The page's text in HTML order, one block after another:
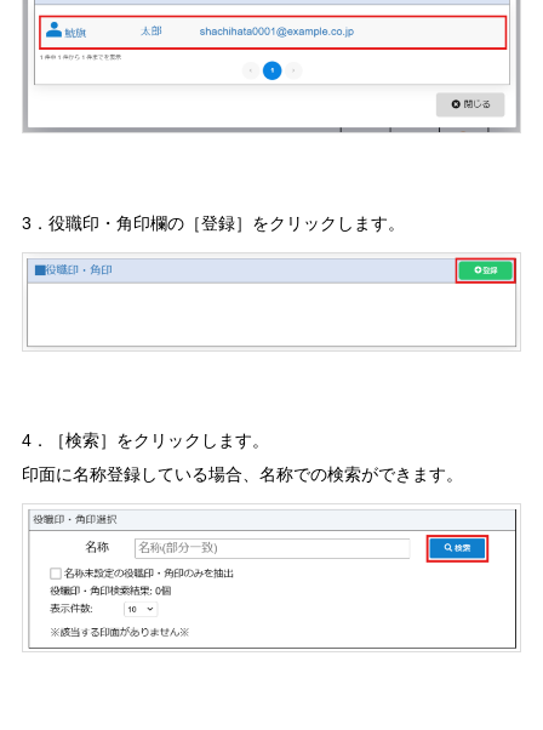
3．役職印・角印欄の［登録］をクリックします。
4．［検索］をクリックします。
印面に名称登録している場合、名称での検索ができます。